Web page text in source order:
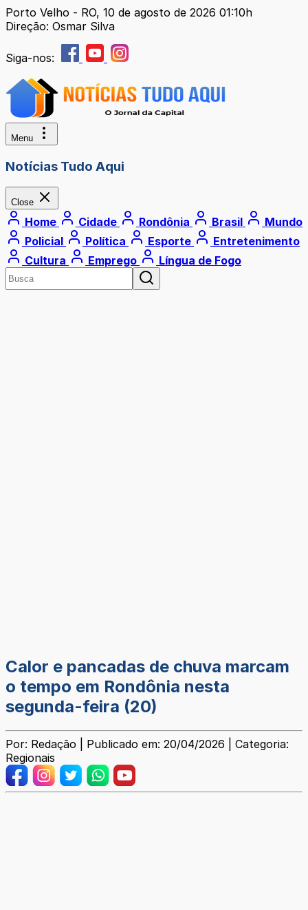
Porto Velho - RO, 10 de agosto de 2026 01:10h
Direção: Osmar Silva
Siga-nos:
Menu
Notícias Tudo Aqui
Close
Home Cidade Rondônia Brasil
Mundo
Policial
Política Esporte
Entretenimento
Cultura
Emprego Língua de Fogo
Calor e pancadas de chuva marcam
o tempo em Rondônia nesta
segunda-feira (20)
Por: Redação | Publicado em: 20/04/2026 | Categoria:
Regionais